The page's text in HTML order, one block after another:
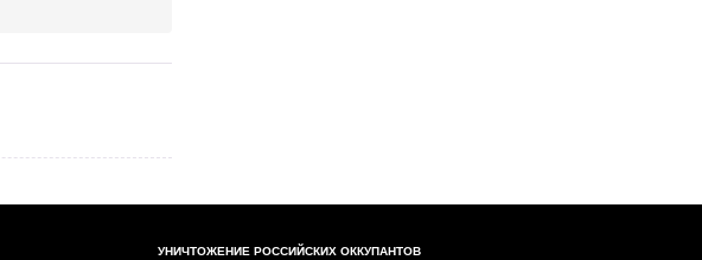
УНИЧТОЖЕНИЕ РОССИЙСКИХ ОККУПАНТОВ